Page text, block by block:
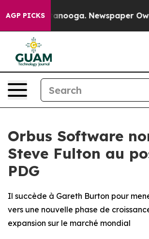
AGP PICKS
in Chattanooga. Newspaper
Orbus Software
Steve Fulton au
PDG
Il succède à Gareth Burton pour
vers une nouvelle phase de
expansion sur le marché mondial